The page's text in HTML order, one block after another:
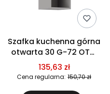
Szafka kuchenna górna
otwarta 30 G-72 OTW
SZARA
135,63 zł
Cena regularna: 150,70 zł